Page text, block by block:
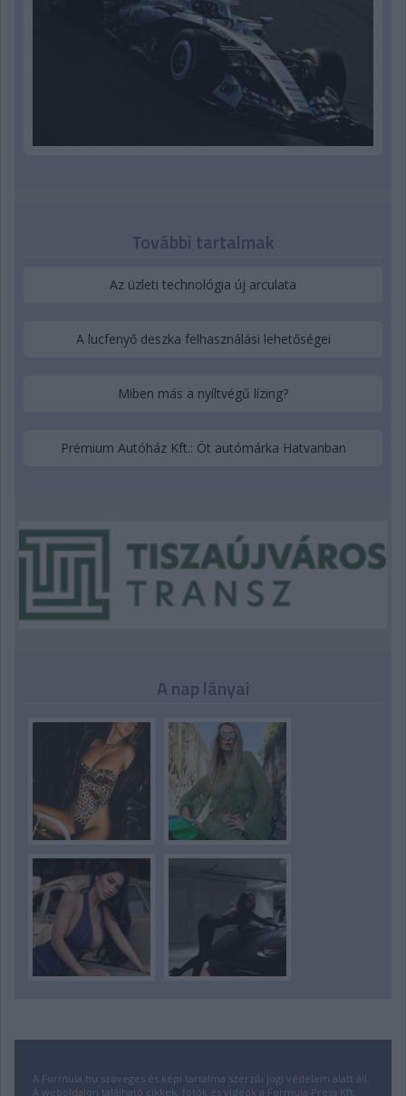
További tartalmak
Az üzleti technológia új arculata
A lucfenyő deszka felhasználási lehetőségei
Miben más a nyíltvégű lízing?
Prémium Autóház Kft.: Öt autómárka Hatvanban
A nap lányai
A Formula.hu szöveges és képi tartalma szerzői jogi védelem alatt áll.
A weboldalon található cikkek, fotók és videók a Formula Press Kft.